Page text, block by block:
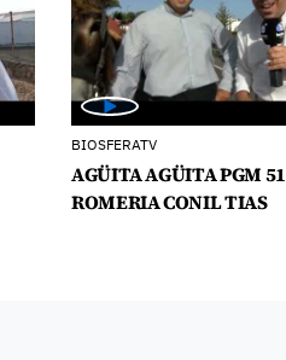
BIOSFERATV
AGÜITA AGÜITA PGM 51
ROMERIA CONIL TIAS